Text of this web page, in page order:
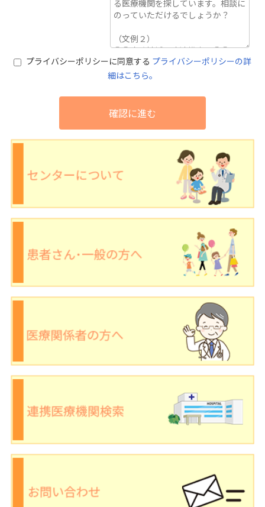
プライバシーポリシーに同意する プライバシーポリシーの詳
細はこちら。